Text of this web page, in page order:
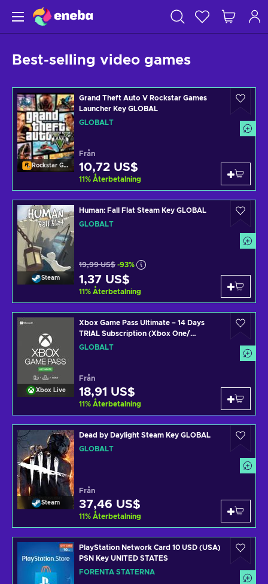
Best-selling video games
Rockstar Games Launcher
Grand Theft Auto V Rockstar Games
Launcher Key GLOBAL
GLOBALT
Från
10,72 US$
11% Återbetalning
Steam
Human: Fall Flat Steam Key GLOBAL
GLOBALT
19,99 US$ -93%
1,37 US$
11% Återbetalning
Xbox Live
Xbox Game Pass Ultimate – 14 Days
TRIAL Subscription (Xbox One/
Windows 10) Xbox Live Key GLOBAL
GLOBALT
Från
18,91 US$
11% Återbetalning
Steam
Dead by Daylight Steam Key GLOBAL
GLOBALT
Från
37,46 US$
11% Återbetalning
PlayStation Network Card 10 USD (USA)
PSN Key UNITED STATES
FÖRENTA STATERNA